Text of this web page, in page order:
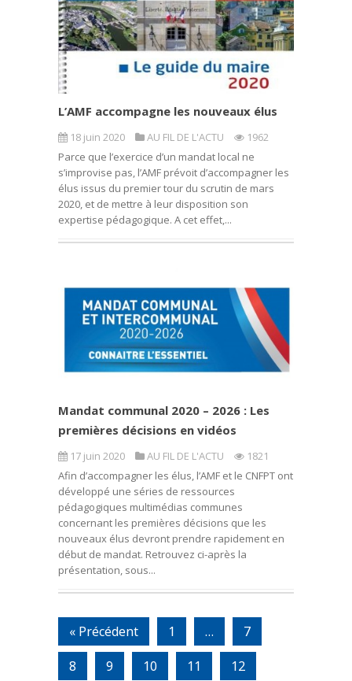
L’AMF accompagne les nouveaux élus
18 juin 2020 AU FIL DE L'ACTU
1962
Parce que l’exercice d’un mandat local ne
s’improvise pas, l’AMF prévoit d’accompagner les
élus issus du premier tour du scrutin de mars
2020, et de mettre à leur disposition son
expertise pédagogique. A cet effet,...
Mandat communal 2020 – 2026 : Les
premières décisions en vidéos
17 juin 2020 AU FIL DE L'ACTU
1821
Afin d’accompagner les élus, l’AMF et le CNFPT ont
développé une séries de ressources
pédagogiques multimédias communes
concernant les premières décisions que les
nouveaux élus devront prendre rapidement en
début de mandat. Retrouvez ci-après la
présentation, sous...
« Précédent 1 …
7
8
9 10 11 12